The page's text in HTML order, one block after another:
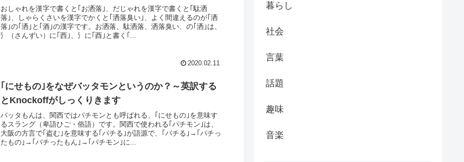
おしゃれを漢字で書くと｢お洒落｣、だじゃれを漢字で書くと｢駄洒
落｣、しゃらくさいを漢字でかくと｢洒落臭い｣、よく間違えるのが｢洒
落｣の｢洒｣と｢酒｣の漢字です。お洒落、駄洒落、洒落臭い、の｢洒｣は、
氵（さんずい）に｢西｣、氵に｢酉｣と書く｢...
2020.02.11
｢にせもの｣をなぜバッタモンというのか？～英訳する
とKnockoffがしっくりきます
バッタもんは、関西ではパチモンとも呼ばれる、｢にせもの｣を意味す
るスラング（卑語ひご・俗語）です。関西で使われる｢パチモン｣は、
大阪の方言で｢盗む｣を意味する｢パチる｣が語源で、｢パチる｣→｢パチっ
たもの｣→｢パチったもん｣→｢パチモン｣に...
暮らし
社会
言葉
話題
趣味
音楽